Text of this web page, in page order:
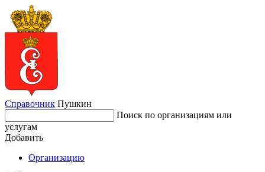
Справочник Пушкин
Поиск по организациям или
услугам
Добавить
Организацию